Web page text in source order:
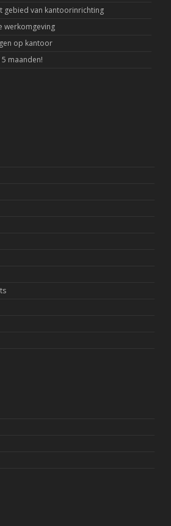
gebied van kantoorinrichting
werkomgeving
op kantoor
maanden!